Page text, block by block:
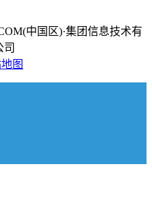
中国区)·集团信息技术有
司
图